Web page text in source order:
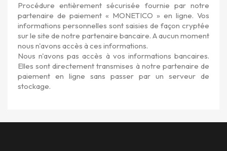
Procédure entièrement sécurisée fournie par notre
partenaire de paiement « MONETICO » en ligne. Vos
informations personnelles sont saisies de façon cryptée
sur le site de notre partenaire bancaire. A aucun moment
nous n'avons accès à ces informations.
Nous n'avons pas accès à vos informations bancaires.
Elles sont directement transmises à notre partenaire de
paiement en ligne sans passer par un serveur de
stockage.